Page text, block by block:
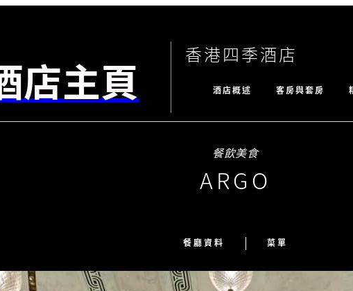
店主頁 香港四季酒店
酒店概述 客房與套房
餐飲美食
ARGO
餐廳資料 菜單